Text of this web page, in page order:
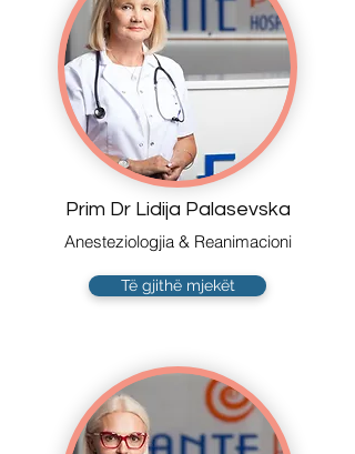
Prim Dr Lidija Palasevska
Anesteziologjia & Reanimacioni
Të gjithë mjekët